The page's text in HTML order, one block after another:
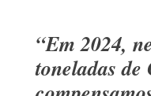
“Em 2024,
toneladas de